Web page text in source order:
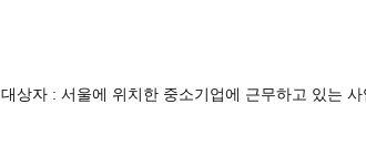
대상자 : 서울에 위치한 중소기업에 근무하고 있는